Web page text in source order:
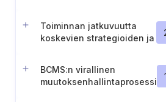
Toiminnan jatkuvuutta
koskevien strategioiden ja
BCMS:n virallinen
muutoksenhallintaprosessi